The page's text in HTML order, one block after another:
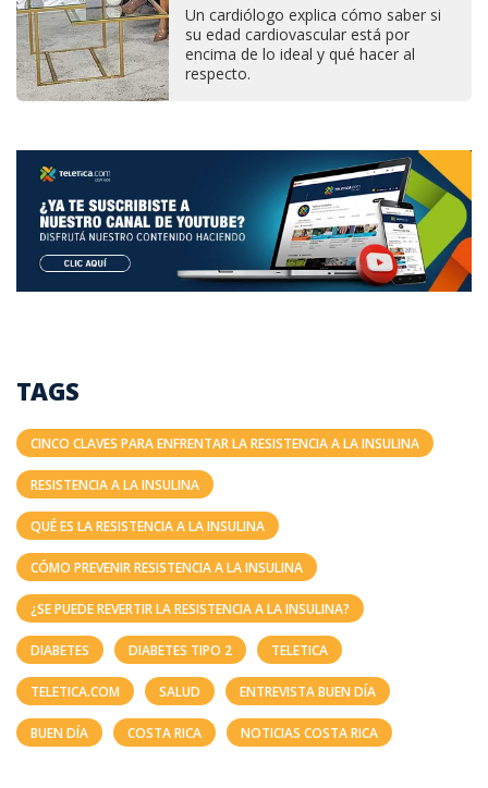
Un cardiólogo explica cómo saber si
su edad cardiovascular está por
encima de lo ideal y qué hacer al
respecto.
TAGS
CINCO CLAVES PARA ENFRENTAR LA RESISTENCIA A LA INSULINA
RESISTENCIA A LA INSULINA
QUÉ ES LA RESISTENCIA A LA INSULINA
CÓMO PREVENIR RESISTENCIA A LA INSULINA
¿SE PUEDE REVERTIR LA RESISTENCIA A LA INSULINA?
DIABETES DIABETES TIPO 2 TELETICA
TELETICA.COM SALUD ENTREVISTA BUEN DÍA
BUEN DÍA COSTA RICA NOTICIAS COSTA RICA